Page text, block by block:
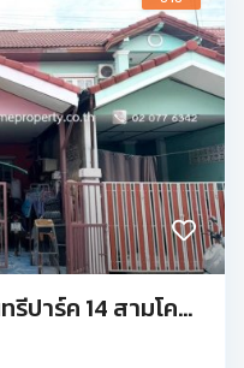
ปาร์ค 14 สามโค...